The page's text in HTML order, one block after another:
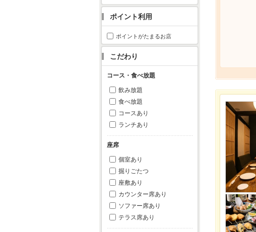
19
20 21 22 23 24
25
26
27 28 29
ポイント利用
ポイントがたまるお店
こだわり
コース・食べ放題
飲み放題
食べ放題
コースあり
ランチあり
座席
個室あり
掘りごたつ
座敷あり
カウンター席あり
ソファー席あり
テラス席あり